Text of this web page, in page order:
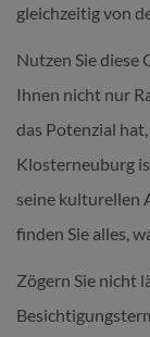
gleichzeitig von
Nutzen Sie diese
Ihnen nicht nur
das Potenzial
Klosterneuburg
seine kulturellen
finden Sie alles,
Zögern Sie nicht